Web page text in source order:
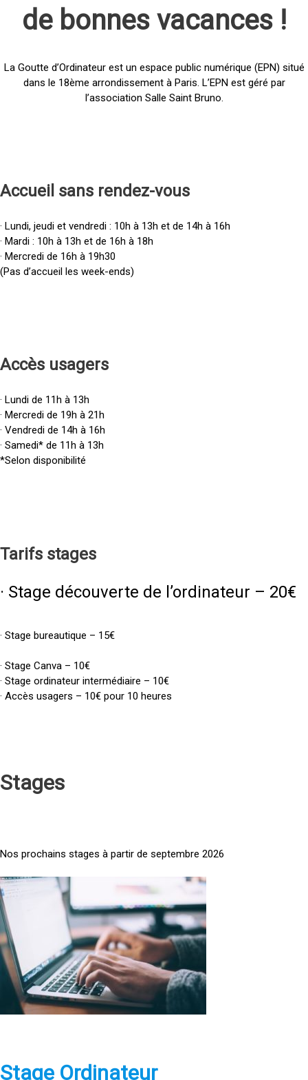
de bonnes vacances !
La Goutte d’Ordinateur est un espace public numérique (EPN) situé
dans le 18ème arrondissement à Paris. L’EPN est géré par
l’association Salle Saint Bruno.
Accueil sans rendez-vous
· Lundi, jeudi et vendredi : 10h à 13h et de 14h à 16h
· Mardi : 10h à 13h et de 16h à 18h
· Mercredi de 16h à 19h30
(Pas d’accueil les week-ends)
Accès usagers
· Lundi de 11h à 13h
· Mercredi de 19h à 21h
· Vendredi de 14h à 16h
· Samedi* de 11h à 13h
*Selon disponibilité
Tarifs stages
· Stage découverte de l’ordinateur – 20€
· Stage bureautique – 15€
· Stage Canva – 10€
· Stage ordinateur intermédiaire – 10€
· Accès usagers – 10€ pour 10 heures
Stages
Nos prochains stages à partir de septembre 2026
<
a
h
e
f
pStage Ordinateur